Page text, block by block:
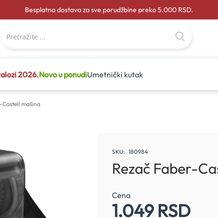
Besplatna dostava za sve porudžbine preko 5.000 RSD.
2026.Novo u ponudiUmetnički kutak
Castell mašina
Rezač Faber-
SKU 180984
Cena
1.049 RSD